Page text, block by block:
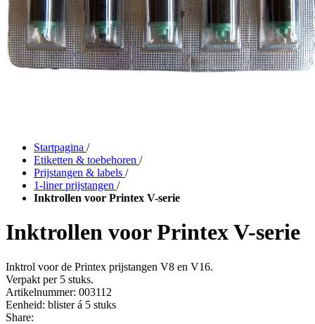
Startpagina /
Etiketten & toebehoren /
Prijstangen & labels /
1-liner prijstangen /
Inktrollen voor Printex V-serie
Inktrollen voor Printex V-serie
Inktrol voor de Printex prijstangen V8 en V16.
Verpakt per 5 stuks.
Artikelnummer: 003112
Eenheid: blister á 5 stuks
Share: